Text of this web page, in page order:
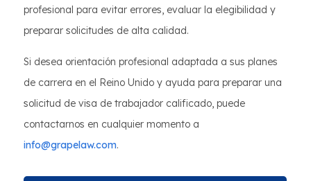
profesional para evitar errores, evaluar la elegibilidad y
preparar solicitudes de alta calidad.
Si desea orientación profesional adaptada a sus planes
de carrera en el Reino Unido y ayuda para preparar una
solicitud de visa de trabajador calificado, puede
contactarnos en cualquier momento a
info@grapelaw.com.